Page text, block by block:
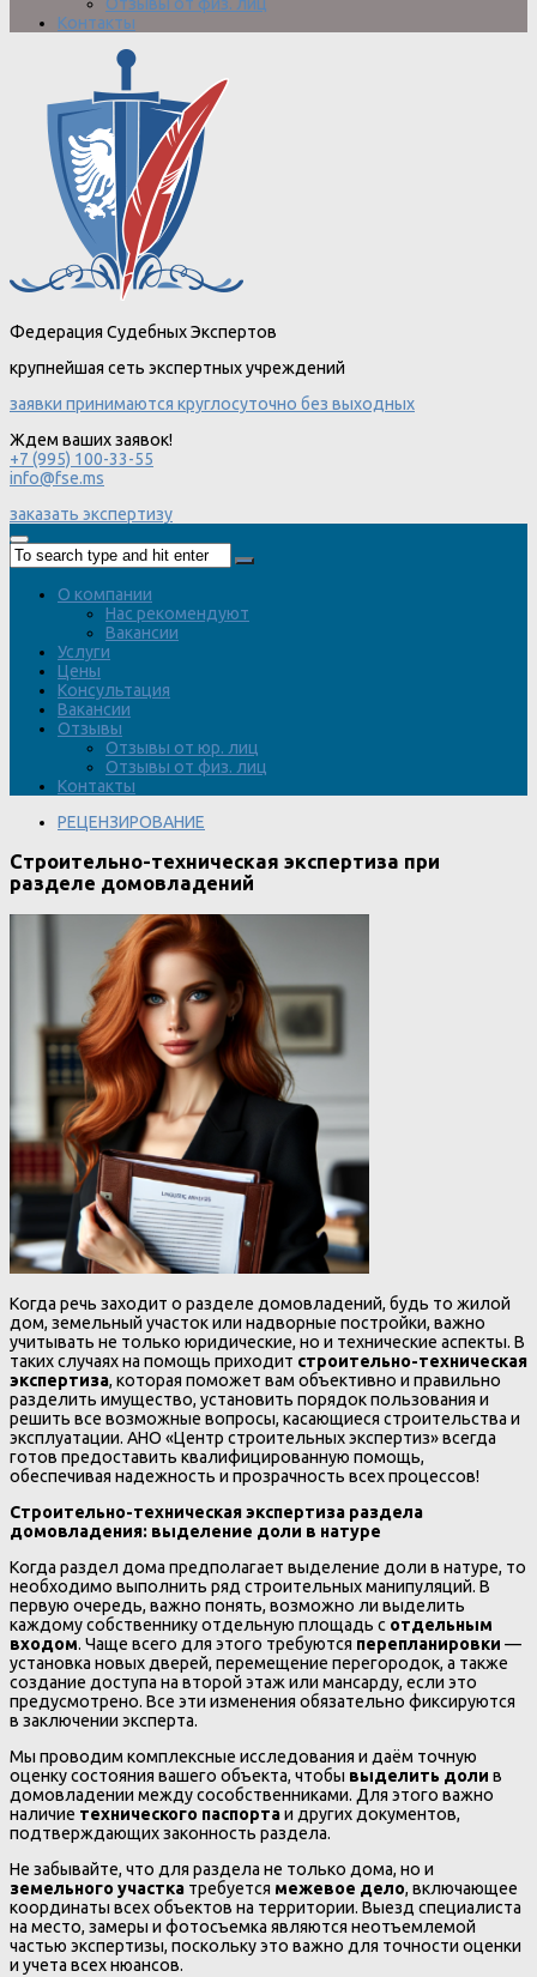
Отзывы от физ. лиц
Контакты
Федерация Судебных Экспертов
крупнейшая сеть экспертных учреждений
заявки принимаются круглосуточно без выходных
Ждем ваших заявок!
+7 (995) 100-33-55
info@fse.ms
заказать экспертизу
О компании
Нас рекомендуют
Вакансии
Услуги
Цены
Консультация
Вакансии
Отзывы
Отзывы от юр. лиц
Отзывы от физ. лиц
Контакты
РЕЦЕНЗИРОВАНИЕ
Строительно-техническая экспертиза при
разделе домовладений
Когда речь заходит о разделе домовладений, будь то жилой
дом, земельный участок или надворные постройки, важно
учитывать не только юридические, но и технические аспекты. В
таких случаях на помощь приходит строительно-техническая
экспертиза, которая поможет вам объективно и правильно
разделить имущество, установить порядок пользования и
решить все возможные вопросы, касающиеся строительства и
эксплуатации. АНО «Центр строительных экспертиз» всегда
готов предоставить квалифицированную помощь,
обеспечивая надежность и прозрачность всех процессов!
Строительно-техническая экспертиза раздела
домовладения: выделение доли в натуре
Когда раздел дома предполагает выделение доли в натуре, то
необходимо выполнить ряд строительных манипуляций. В
первую очередь, важно понять, возможно ли выделить
каждому собственнику отдельную площадь с отдельным
входом. Чаще всего для этого требуются перепланировки —
установка новых дверей, перемещение перегородок, а также
создание доступа на второй этаж или мансарду, если это
предусмотрено. Все эти изменения обязательно фиксируются
в заключении эксперта.
Мы проводим комплексные исследования и даём точную
оценку состояния вашего объекта, чтобы выделить доли в
домовладении между сособственниками. Для этого важно
наличие технического паспортаи других документов,
подтверждающих законность раздела.
Не забывайте, что для раздела не только дома, но и
земельного участка требуется межевое дело, включающее
координаты всех объектов на территории. Выезд специалиста
на место, замеры и фотосъемка являются неотъемлемой
частью экспертизы, поскольку это важно для точности оценки
и учета всех нюансов.